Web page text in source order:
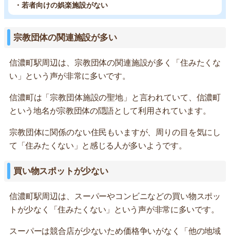
・若者向けの娯楽施設がない
宗教団体の関連施設が多い
信濃町駅周辺は、宗教団体の関連施設が多く「住みたくな
い」という声が非常に多いです。
信濃町は「宗教団体施設の聖地」と言われていて、信濃町
という地名が宗教団体の隠語として利用されています。
宗教団体に関係のない住民もいますが、周りの目を気にし
て「住みたくない」と感じる人が多いようです。
買い物スポットが少ない
信濃町駅周辺は、スーパーやコンビニなどの買い物スポッ
トが少なく「住みたくない」という声が非常に多いです。
スーパーは競合店が少ないため価格争いがなく「他の地域